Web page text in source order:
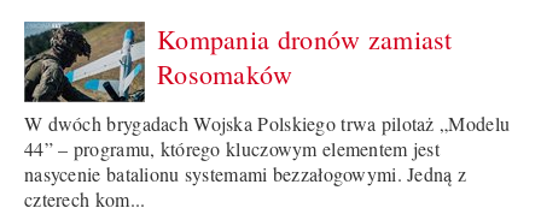
Kompania dronów zamiast
Rosomaków
W dwóch brygadach Wojska Polskiego trwa pilotaż „Modelu
44” – programu, którego kluczowym elementem jest
nasycenie batalionu systemami bezzałogowymi. Jedną z
czterech kom...